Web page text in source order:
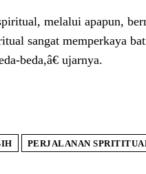
melalui apapun,
sangat memperkaya
beda,â€ ujarnya.
PERJALANAN